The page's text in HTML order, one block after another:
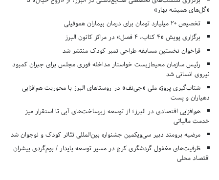
«گل‌های همیشه بهار»
تخصیص ۲۰ میلیارد تومان برای درمان بیماران هموفیلی
برگزاری پویش «۴ کتاب، ۴ فصل» در مراکز کانون البرز
فراخوان نخستین مسابقه طراحی تمبر کودک منتشر شد
رئیس سازمان محیط‌زیست خواستار مداخله فوری مجلس برای جبران کمبود
نیروی انسانی شد
شتاب‌گیری پروژه ملی «جی‌نف» در روستاهای البرز با محوریت هم‌افزایی
دهیاران و پست
هم‌افزایی اقتصادی در البرز؛ از توسعه زیرساخت‌های آبی تا استقرار میز
خدمت مالیاتی
مرضیه برومند دبیر سی‌ویکمین جشنواره بین‌المللی تئاتر کودک و نوجوان شد
ظرفیت‌های مغفول گردشگری کرج در مسیر توسعه پایدار / بوم‌گردی پیشران
اقتصاد محلی